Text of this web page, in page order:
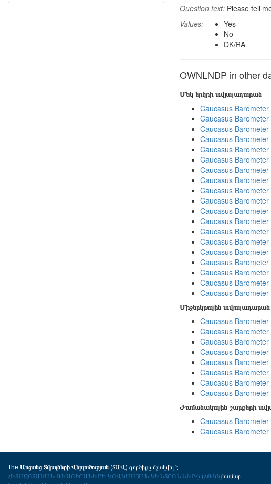
Question text: Please tell
Values:
Yes
No
DK/RA
OWNLNDP in other
Մեկ երկրի տվյալադարան
Caucasus
Caucasus
Caucasus
Caucasus
Caucasus
Caucasus
Caucasus
Caucasus
Caucasus
Caucasus
Caucasus
Caucasus
Caucasus
Caucasus
Caucasus
Caucasus
Caucasus
Caucasus
Caucasus
Միջերկրային տվյալադարան
Caucasus
Caucasus
Caucasus
Caucasus
Caucasus
Caucasus
Caucasus
Caucasus
Ժամանակային շարքերի
Caucasus
Caucasus
The Առցանց Տվյալների Վերլուծության(ՏԱՎ) գործիքը մշակվել է
ՀԵՏԱԶՈՏԱԿԱՆ ՌԵՍՈՒՐՍՆԵՐԻ ԿՈՎԿԱՍՅԱՆ ԿԵՆՏՐՈՆՆԵՐ-ի (ՀՌԿԿ)համար